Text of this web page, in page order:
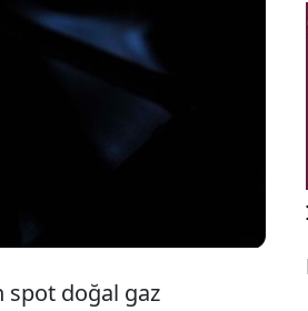
dün 1000 metreküp
fiyatı 17 bin 219 lira olarak
spot doğal gaz